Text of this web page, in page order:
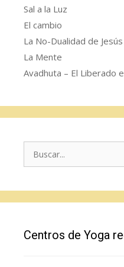
Sal a la Luz
El cambio
La No-Dualidad de Jesús
La Mente
Avadhuta – El Liberado
Centros de Yoga